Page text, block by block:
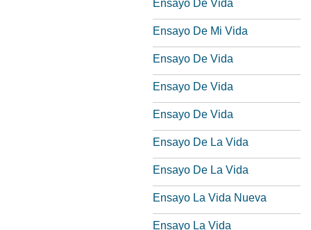
Ensayo De Vida
Ensayo De Mi Vida
Ensayo De Vida
Ensayo De Vida
Ensayo De Vida
Ensayo De La Vida
Ensayo De La Vida
Ensayo La Vida Nueva
Ensayo La Vida